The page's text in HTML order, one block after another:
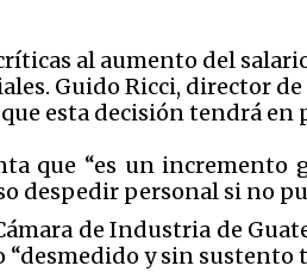
al aumento del
Guido Ricci, director
esta decisión tendrá en
que “es un incremento
despedir personal si no
de Industria de
“desmedido y sin